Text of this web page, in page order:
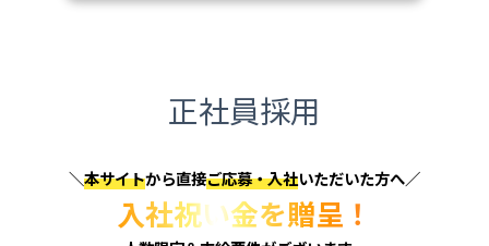
正社員採用
＼本サイトから直接ご応募・入社いただいた方へ／
入社祝い金を贈呈！